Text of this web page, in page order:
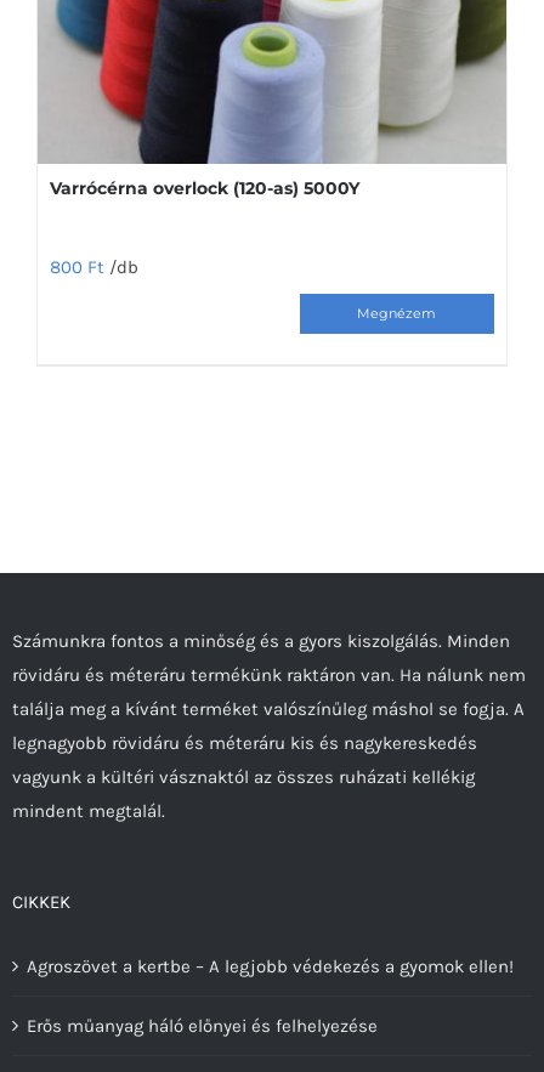
Varrócérna overlock (120-as) 5000Y
800 Ft /db
a
választhatók
ki
Számunkra fontos a minőség és a gyors kiszolgálás. Minden
rövidáru és méteráru termékünk raktáron van. Ha nálunk nem
találja meg a kívánt terméket valószínűleg máshol se fogja. A
legnagyobb rövidáru és méteráru kis és nagykereskedés
vagyunk a kültéri vásznaktól az összes ruházati kellékig
mindent megtalál.
CIKKEK
Agroszövet a kertbe – A legjobb védekezés a gyomok ellen!
Erős műanyag háló előnyei és felhelyezése